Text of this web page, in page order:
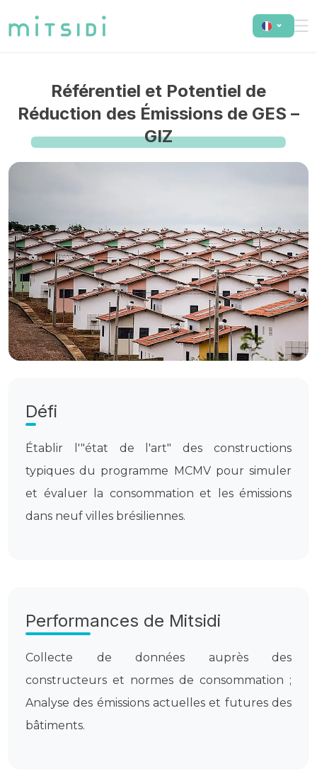
Référentiel et Potentiel de
Réduction des Émissions de GES –
GIZ
Défi
Établir l'"état de l'art" des constructions
typiques du programme MCMV pour simuler
et évaluer la consommation et les émissions
dans neuf villes brésiliennes.
Performances de Mitsidi
Collecte de données auprès des
constructeurs et normes de consommation ;
Analyse des émissions actuelles et futures des
bâtiments.